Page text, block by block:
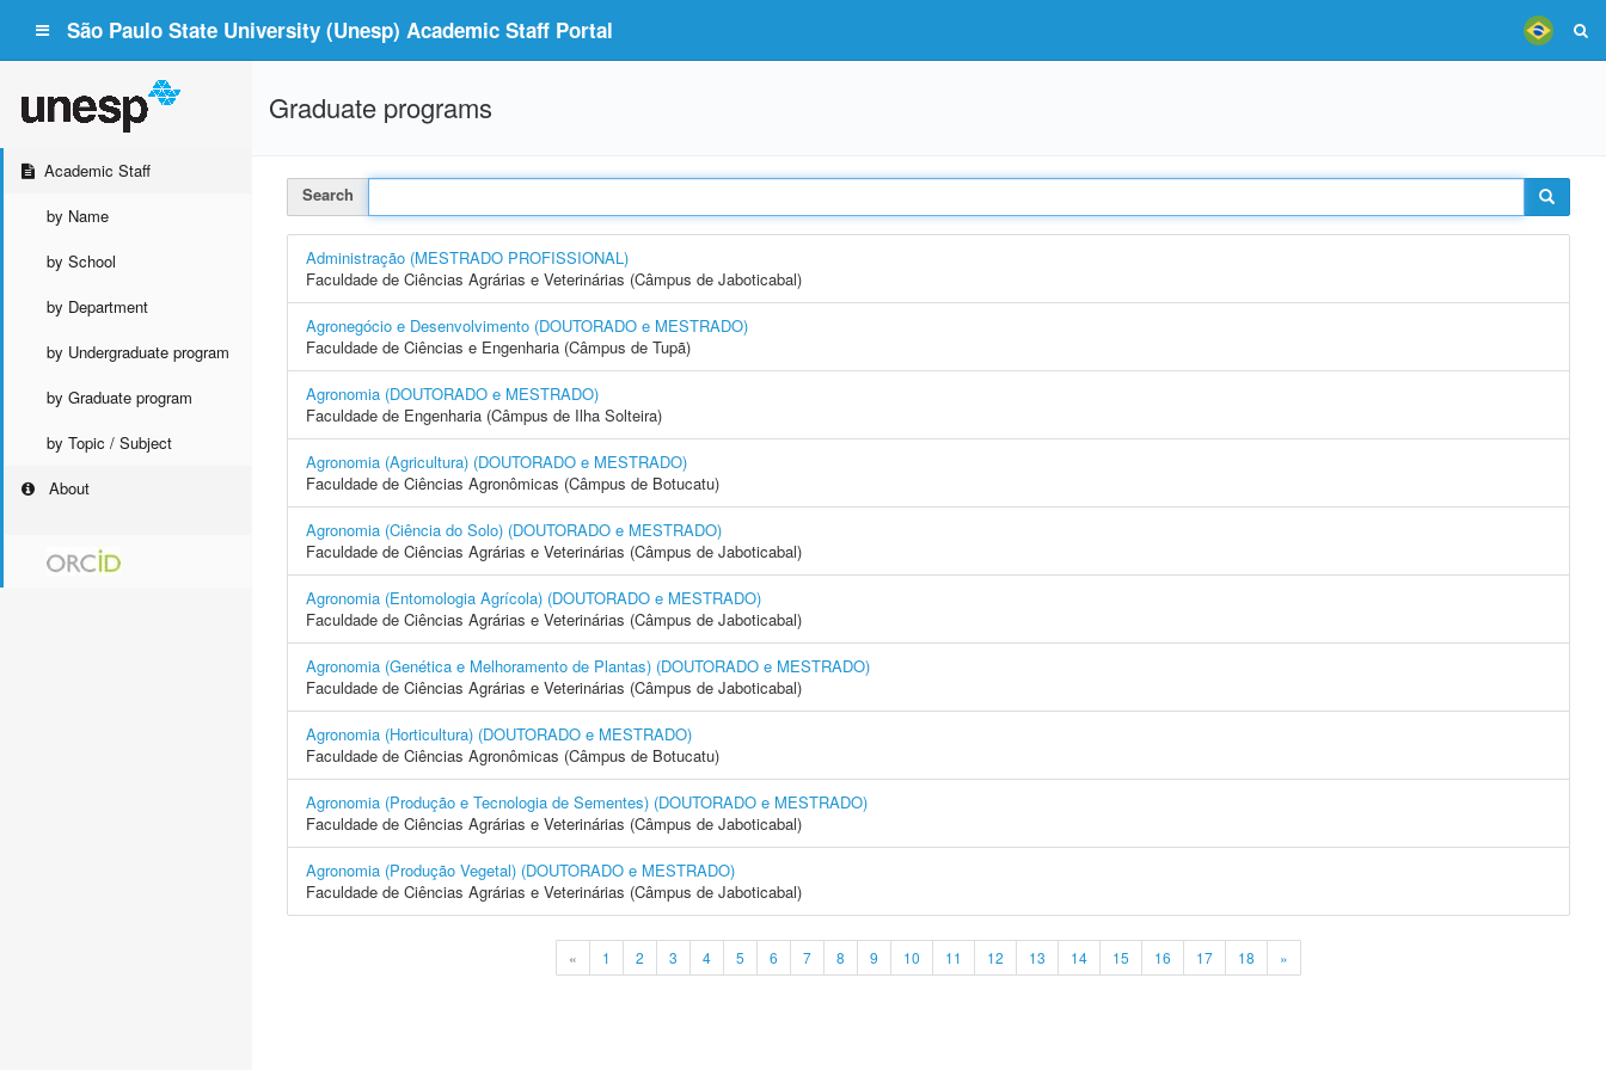
São Paulo State University (Unesp) Academic Staff Portal
Academic Staff
by Name
by School
by Department
by Undergraduate program
by Graduate program
by Topic / Subject
About
Graduate programs
Search
Administração (MESTRADO PROFISSIONAL)
Faculdade de Ciências Agrárias e Veterinárias (Câmpus de Jaboticabal)
Agronegócio e Desenvolvimento (DOUTORADO e MESTRADO)
Faculdade de Ciências e Engenharia (Câmpus de Tupã)
Agronomia (DOUTORADO e MESTRADO)
Faculdade de Engenharia (Câmpus de Ilha Solteira)
Agronomia (Agricultura) (DOUTORADO e MESTRADO)
Faculdade de Ciências Agronômicas (Câmpus de Botucatu)
Agronomia (Ciência do Solo) (DOUTORADO e MESTRADO)
Faculdade de Ciências Agrárias e Veterinárias (Câmpus de Jaboticabal)
Agronomia (Entomologia Agrícola) (DOUTORADO e MESTRADO)
Faculdade de Ciências Agrárias e Veterinárias (Câmpus de Jaboticabal)
Agronomia (Genética e Melhoramento de Plantas) (DOUTORADO e MESTRADO)
Faculdade de Ciências Agrárias e Veterinárias (Câmpus de Jaboticabal)
Agronomia (Horticultura) (DOUTORADO e MESTRADO)
Faculdade de Ciências Agronômicas (Câmpus de Botucatu)
Agronomia (Produção e Tecnologia de Sementes) (DOUTORADO e MESTRADO)
Faculdade de Ciências Agrárias e Veterinárias (Câmpus de Jaboticabal)
Agronomia (Produção Vegetal) (DOUTORADO e MESTRADO)
Faculdade de Ciências Agrárias e Veterinárias (Câmpus de Jaboticabal)
« 1 2 3 4 5 6 7 8 9 10 11 12 13 14 15 16 17 18 »